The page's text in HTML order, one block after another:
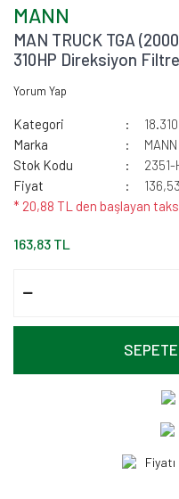
MANN
MAN TRUCK TGA
310HP Direksiyon
Yorum Yap
Kategori
Marka
MANN
Stok Kodu
2351-
Fiyat
* 20,88 TL den başlayan
163,83 TL